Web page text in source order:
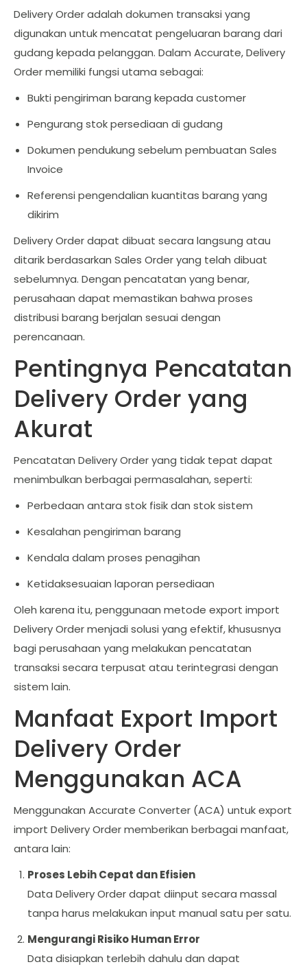
Delivery Order adalah dokumen transaksi yang
digunakan untuk mencatat pengeluaran barang dari
gudang kepada pelanggan. Dalam Accurate, Delivery
Order memiliki fungsi utama sebagai:
Bukti pengiriman barang kepada customer
Pengurang stok persediaan di gudang
Dokumen pendukung sebelum pembuatan Sales
Invoice
Referensi pengendalian kuantitas barang yang
dikirim
Delivery Order dapat dibuat secara langsung atau
ditarik berdasarkan Sales Order yang telah dibuat
sebelumnya. Dengan pencatatan yang benar,
perusahaan dapat memastikan bahwa proses
distribusi barang berjalan sesuai dengan
perencanaan.
Pentingnya Pencatatan
Delivery Order yang
Akurat
Pencatatan Delivery Order yang tidak tepat dapat
menimbulkan berbagai permasalahan, seperti:
Perbedaan antara stok fisik dan stok sistem
Kesalahan pengiriman barang
Kendala dalam proses penagihan
Ketidaksesuaian laporan persediaan
Oleh karena itu, penggunaan metode export import
Delivery Order menjadi solusi yang efektif, khususnya
bagi perusahaan yang melakukan pencatatan
transaksi secara terpusat atau terintegrasi dengan
sistem lain.
Manfaat Export Import
Delivery Order
Menggunakan ACA
Menggunakan Accurate Converter (ACA) untuk export
import Delivery Order memberikan berbagai manfaat,
antara lain:
Proses Lebih Cepat dan Efisien
Data Delivery Order dapat diinput secara massal
tanpa harus melakukan input manual satu per satu.
Mengurangi Risiko Human Error
Data disiapkan terlebih dahulu dan dapat